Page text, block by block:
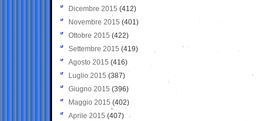
Dicembre 2015 (412)
Novembre 2015 (401)
Ottobre 2015 (422)
Settembre 2015 (419)
Agosto 2015 (416)
Luglio 2015 (387)
Giugno 2015 (396)
Maggio 2015 (402)
Aprile 2015 (407)